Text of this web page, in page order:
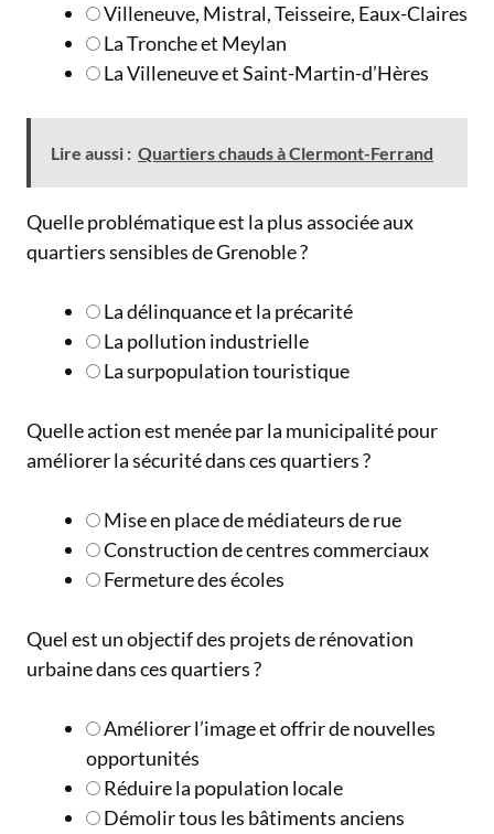
Villeneuve, Mistral, Teisseire, Eaux-Claires
La Tronche et Meylan
La Villeneuve et Saint-Martin-d’Hères
Lire aussi : Quartiers chauds à Clermont-Ferrand
Quelle problématique est la plus associée aux
quartiers sensibles de Grenoble ?
La délinquance et la précarité
La pollution industrielle
La surpopulation touristique
Quelle action est menée par la municipalité pour
améliorer la sécurité dans ces quartiers ?
Mise en place de médiateurs de rue
Construction de centres commerciaux
Fermeture des écoles
Quel est un objectif des projets de rénovation
urbaine dans ces quartiers ?
Améliorer l’image et offrir de nouvelles
opportunités
Réduire la population locale
Démolir tous les bâtiments anciens